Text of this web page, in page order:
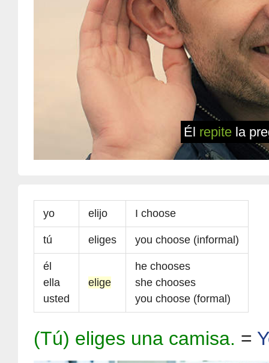
Él repite la
yo elijo I choose
tú eliges you choose (informal)
él
ella
usted
elige
he chooses
she chooses
you choose (formal)
(Tú) eliges una camisa. =